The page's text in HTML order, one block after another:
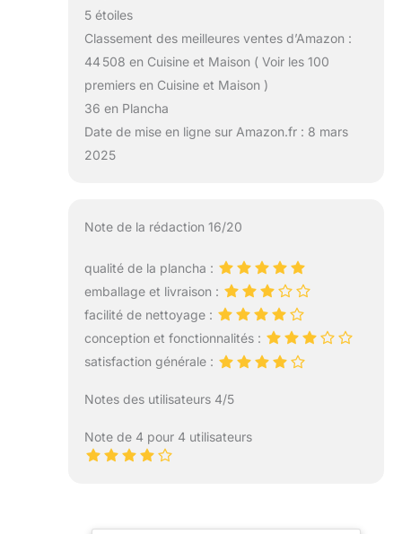
5 étoiles
Classement des meilleures ventes d’Amazon :
44 508 en Cuisine et Maison ( Voir les 100
premiers en Cuisine et Maison )
36 en Plancha
Date de mise en ligne sur Amazon.fr : 8 mars
2025
Note de la rédaction 16/20
qualité de la plancha :
emballage et livraison :
facilité de nettoyage :
conception et fonctionnalités :
satisfaction générale :
Notes des utilisateurs 4/5
Note de 4 pour 4 utilisateurs